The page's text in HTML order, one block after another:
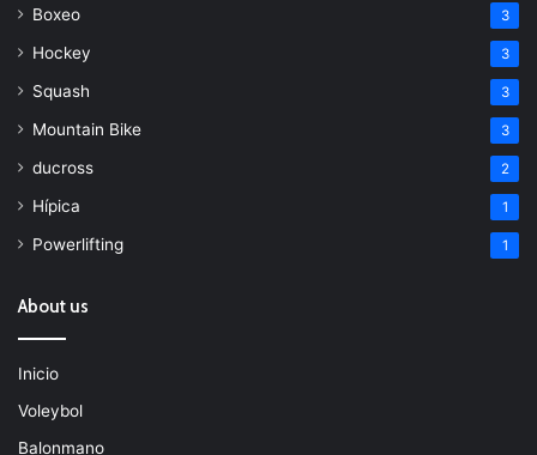
Boxeo 3
Hockey 3
Squash 3
Mountain Bike 3
ducross 2
Hípica 1
Powerlifting 1
About us
Inicio
Voleybol
Balonmano